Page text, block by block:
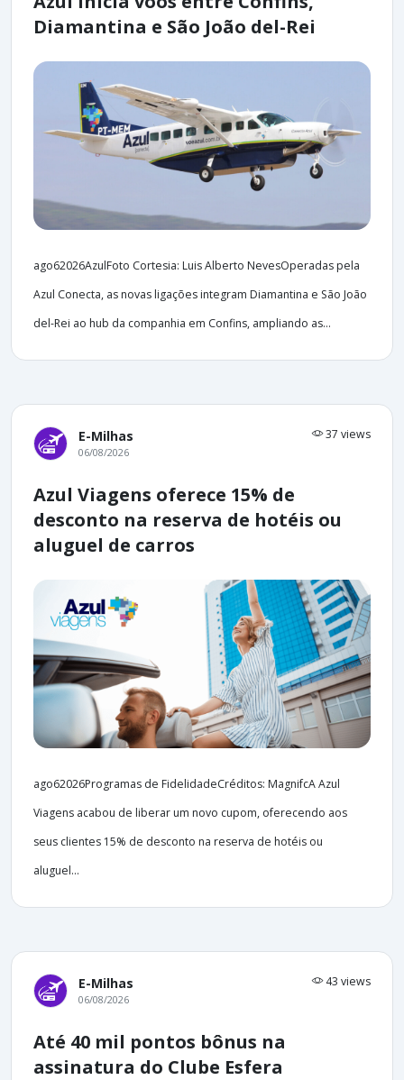
Diamantina e São João del-Rei
ago62026AzulFoto Cortesia: Luis Alberto NevesOperadas pela
Azul Conecta, as novas ligações integram Diamantina e São João
del-Rei ao hub da companhia em Confins, ampliando as...
E-Milhas 37 views
06/08/2026
Azul Viagens oferece 15% de
desconto na reserva de hotéis ou
aluguel de carros
ago62026Programas de FidelidadeCréditos: MagnifcA Azul
Viagens acabou de liberar um novo cupom, oferecendo aos
seus clientes 15% de desconto na reserva de hotéis ou
aluguel...
E-Milhas 43 views
06/08/2026
Até 40 mil pontos bônus na
assinatura do Clube Esfera